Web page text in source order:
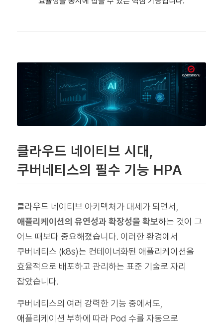
클라우드 네이티브 시대,
쿠버네티스의 필수 기능 HPA
클라우드 네이티브 아키텍처가 대세가 되면서,
애플리케이션의 유연성과 확장성을 확보하는 것이 그
어느 때보다 중요해졌습니다. 이러한 환경에서
쿠버네티스 (k8s)는 컨테이너화된 애플리케이션을
효율적으로 배포하고 관리하는 표준 기술로 자리
잡았습니다.
쿠버네티스의 여러 강력한 기능 중에서도,
애플리케이션 부하에 따라 Pod 수를 자동으로